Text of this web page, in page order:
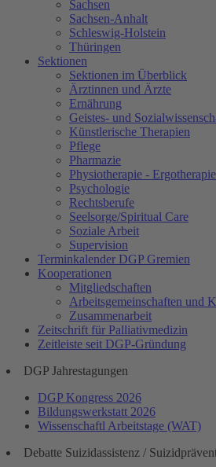
Sachsen
Sachsen-Anhalt
Schleswig-Holstein
Thüringen
Sektionen
Sektionen im Überblick
Ärztinnen und Ärzte
Ernährung
Geistes- und
Künstlerische Therapien
Pflege
Pharmazie
Physiotherapie -
Psychologie
Rechtsberufe
Seelsorge/Spiritual Care
Soziale Arbeit
Supervision
Terminkalender DGP Gremien
Kooperationen
Mitgliedschaften
Arbeitsgemeinschaften und
Zusammenarbeit
Zeitschrift für Palliativmedizin
Zeitleiste seit DGP-Gründung
DGP Jahrestagungen
DGP Kongress 2026
Bildungswerkstatt 2026
Wissenschaftl Arbeitstage (WAT)
Debatte Suizidassistenz /